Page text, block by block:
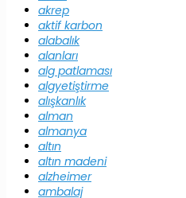
akrep
aktif karbon
alabalık
alanları
alg patlaması
algyetiştirme
alışkanlık
alman
almanya
altın
altın madeni
alzheimer
ambalaj